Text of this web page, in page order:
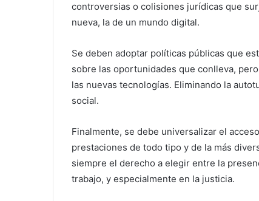
controversias o colisiones jurídicas que
nueva, la de un mundo digital.
Se deben adoptar políticas públicas que
sobre las oportunidades que conlleva,
las nuevas tecnologías. Eliminando la
social.
Finalmente, se debe universalizar el
prestaciones de todo tipo y de la más
siempre el derecho a elegir entre la
trabajo, y especialmente en la justicia.